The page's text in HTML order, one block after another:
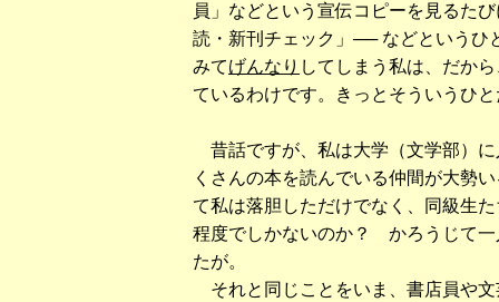
員」などという宣伝コピーを見るた
読・新刊チェック」── などというひ
みてげんなり してしまう私は、だか
ているわけです。きっとそういうひ
昔話ですが、私は大学（文学部）
くさんの本を読んでいる仲間が大勢
て私は落胆しただけでなく、同級生
程度でしかないのか？ かろうじて一
たが。
それと同じことをいま、書店員や